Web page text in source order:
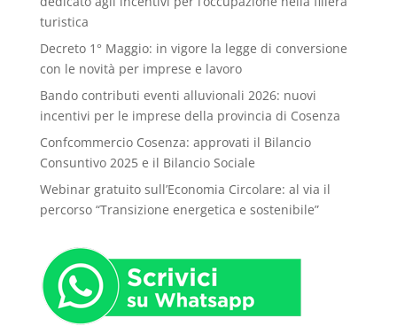
turistica
Decreto 1° Maggio: in vigore la legge di conversione
con le novità per imprese e lavoro
Bando contributi eventi alluvionali 2026: nuovi
incentivi per le imprese della provincia di Cosenza
Confcommercio Cosenza: approvati il Bilancio
Consuntivo 2025 e il Bilancio Sociale
Webinar gratuito sull’Economia Circolare: al via il
percorso “Transizione energetica e sostenibile”